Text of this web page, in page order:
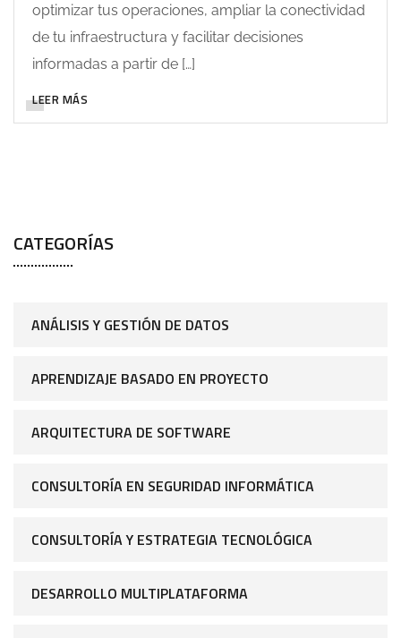
optimizar tus operaciones, ampliar la conectividad
de tu infraestructura y facilitar decisiones
informadas a partir de […]
LEER MÁS
CATEGORÍAS
ANÁLISIS Y GESTIÓN DE DATOS
APRENDIZAJE BASADO EN PROYECTO
ARQUITECTURA DE SOFTWARE
CONSULTORÍA EN SEGURIDAD INFORMÁTICA
CONSULTORÍA Y ESTRATEGIA TECNOLÓGICA
DESARROLLO MULTIPLATAFORMA